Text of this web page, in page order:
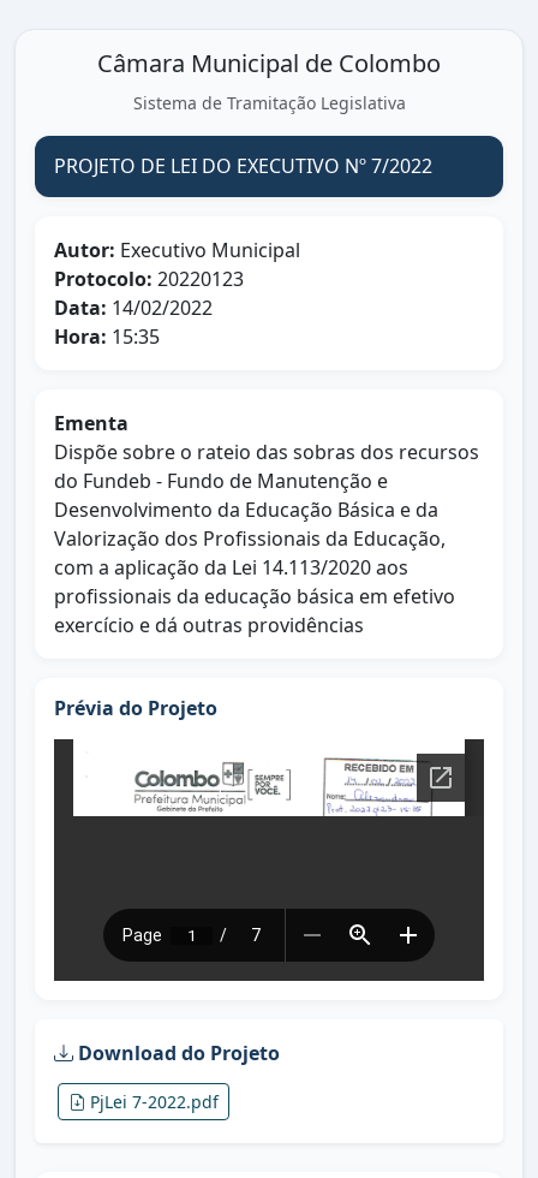
Câmara Municipal de Colombo
Sistema de Tramitação Legislativa
PROJETO DE LEI DO EXECUTIVO Nº 7/2022
Autor: Executivo Municipal
Protocolo: 20220123
Data: 14/02/2022
Hora: 15:35
Ementa
Dispõe sobre o rateio das sobras dos recursos
do Fundeb - Fundo de Manutenção e
Desenvolvimento da Educação Básica e da
Valorização dos Profissionais da Educação,
com a aplicação da Lei 14.113/2020 aos
profissionais da educação básica em efetivo
exercício e dá outras providências
Prévia do Projeto
Download do Projeto
PjLei 7-2022.pdf